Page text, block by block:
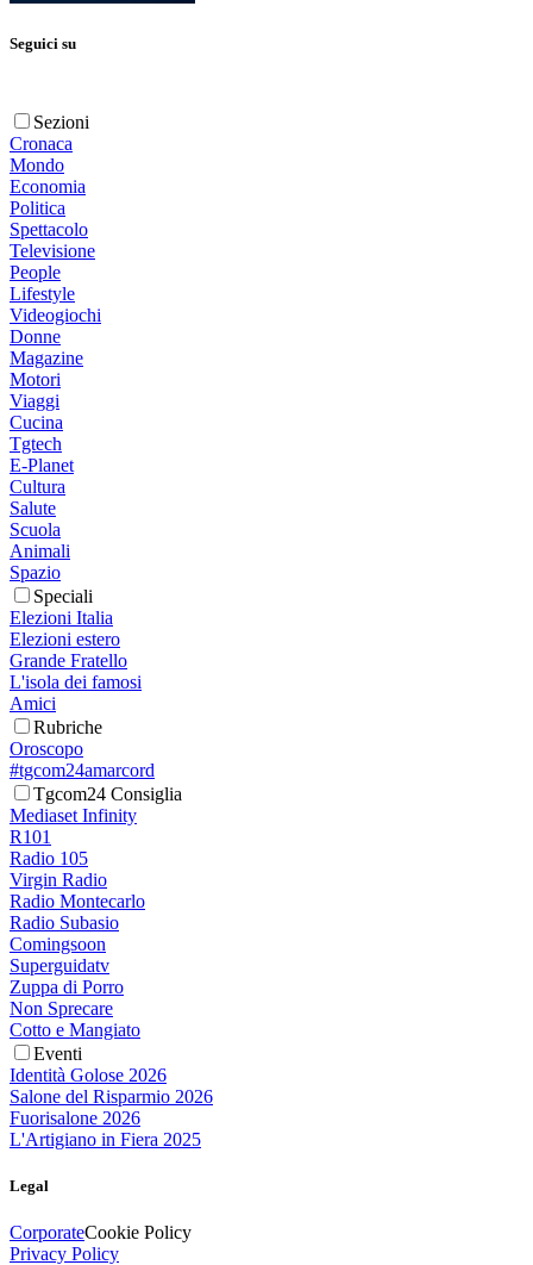
Seguici su
Sezioni
Cronaca
Mondo
Economia
Politica
Spettacolo
Televisione
People
Lifestyle
Videogiochi
Donne
Magazine
Motori
Viaggi
Cucina
Tgtech
E-Planet
Cultura
Salute
Scuola
Animali
Spazio
Speciali
Elezioni Italia
Elezioni estero
Grande Fratello
L'isola dei famosi
Amici
Rubriche
Oroscopo
#tgcom24amarcord
Tgcom24 Consiglia
Mediaset Infinity
R101
Radio 105
Virgin Radio
Radio Montecarlo
Radio Subasio
Comingsoon
Superguidatv
Zuppa di Porro
Non Sprecare
Cotto e Mangiato
Eventi
Identità Golose 2026
Salone del Risparmio 2026
Fuorisalone 2026
L'Artigiano in Fiera 2025
Legal
CorporateCookie Policy
Privacy Policy